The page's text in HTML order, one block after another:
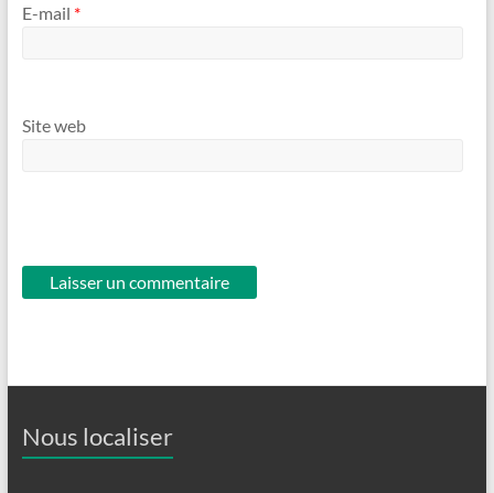
E-mail *
Site web
Nous localiser